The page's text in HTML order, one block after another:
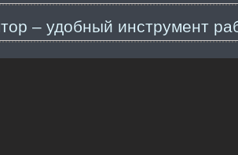
– удобный инструмент